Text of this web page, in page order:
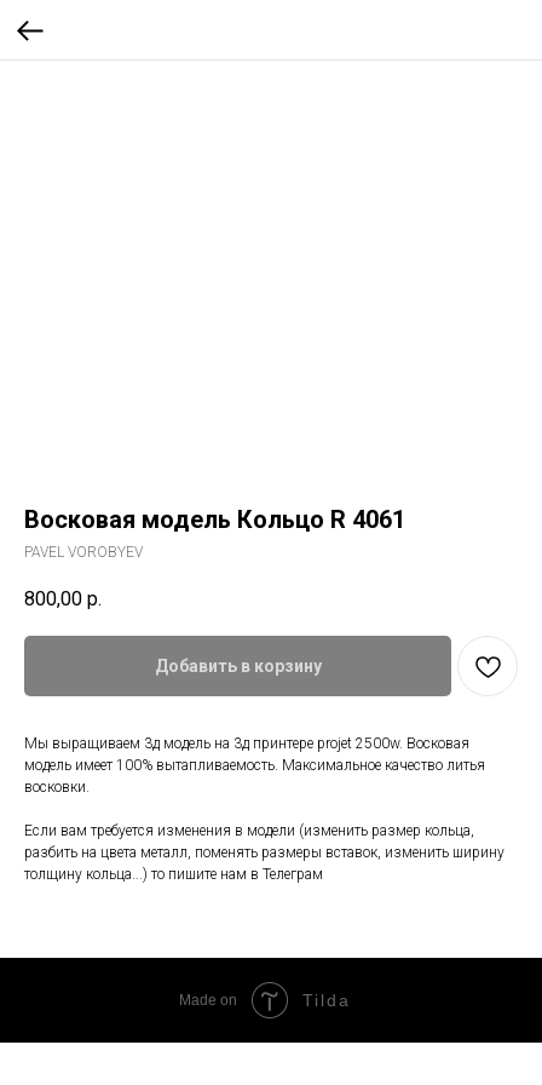
Восковая модель Кольцо R 4061
PAVEL VOROBYEV
800,00 р.
Добавить в корзину
Мы выращиваем 3д модель на 3д принтере projet 2500w. Восковая
модель имеет 100% вытапливаемость. Максимальное качество литья
восковки.
Если вам требуется изменения в модели (изменить размер кольца,
разбить на цвета металл, поменять размеры вставок, изменить ширину
толщину кольца...) то пишите нам в Телеграм
Made on Tilda